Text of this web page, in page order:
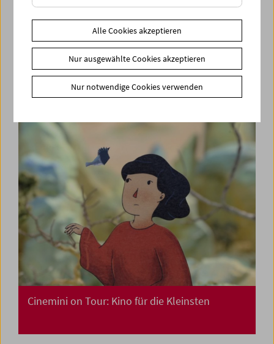
"Meine Reisen durch den Film"
Buchpräsentation und Vortrag von Harry
Tomicek
Cinemini on Tour: Kino für die Kleinsten
Alle Cookies akzeptieren
Nur ausgewählte Cookies akzeptieren
Nur notwendige Cookies verwenden